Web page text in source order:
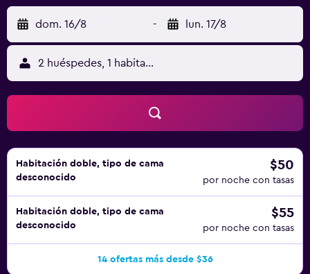
dom. 16/8 - lun. 17/8
2 huéspedes, 1 habitación
Habitación doble, tipo de cama
desconocido
$50
por noche con tasas
Habitación doble, tipo de cama
desconocido
$55
por noche con tasas
14 ofertas más desde $36